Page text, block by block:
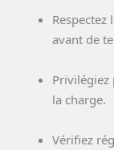
Respectez
avant de
Privilégiez
la charge.
Vérifiez